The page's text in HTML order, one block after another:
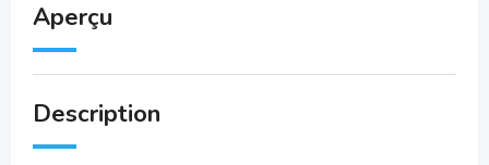
Aperçu
Description